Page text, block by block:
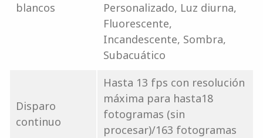
blancos
Personalizado, Luz diurna,
Fluorescente,
Incandescente, Sombra,
Subacuático
Disparo
continuo
Hasta 13 fps con resolución
máxima para hasta18
fotogramas (sin
procesar)/163 fotogramas